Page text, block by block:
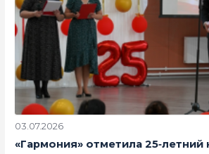
03.07.2026
«Гармония» отметила